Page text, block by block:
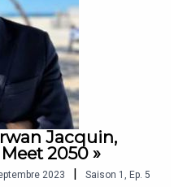
Jacquin,
2050 »
2023 | Saison 1 Ep. 5